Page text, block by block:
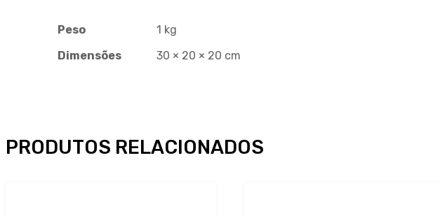
Peso
1 kg
Dimensões
30 × 20 × 20 cm
PRODUTOS RELACIONADOS